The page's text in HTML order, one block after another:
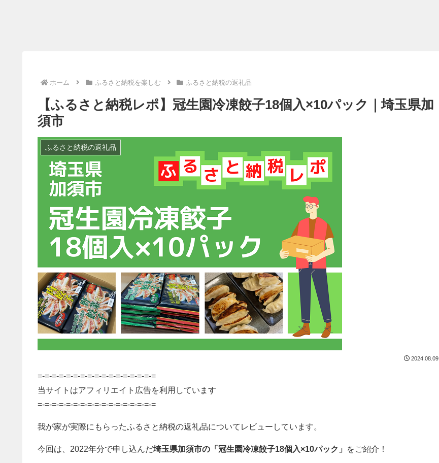
ホーム ふるさと納税を楽しむ ふるさと納税の返礼品
【ふるさと納税レポ】冠生園冷凍餃子18個入×10パック｜埼玉県加
須市
ふるさと納税の返礼品
2024.08.09
=-=-=-=-=-=-=-=-=-=-=-=-=-=-=-=-=
当サイトはアフィリエイト広告を利用しています
=-=-=-=-=-=-=-=-=-=-=-=-=-=-=-=-=
我が家が実際にもらったふるさと納税の返礼品についてレビューしています。
今回は、2022年分で申し込んだ埼玉県加須市の「冠生園冷凍餃子18個入×10パック」 をご紹介！